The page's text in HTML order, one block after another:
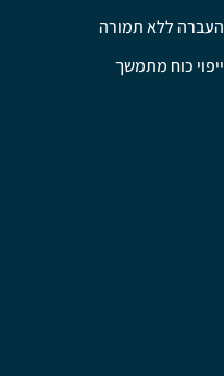
העברה ללא תמורה
ייפוי כוח מתמשך